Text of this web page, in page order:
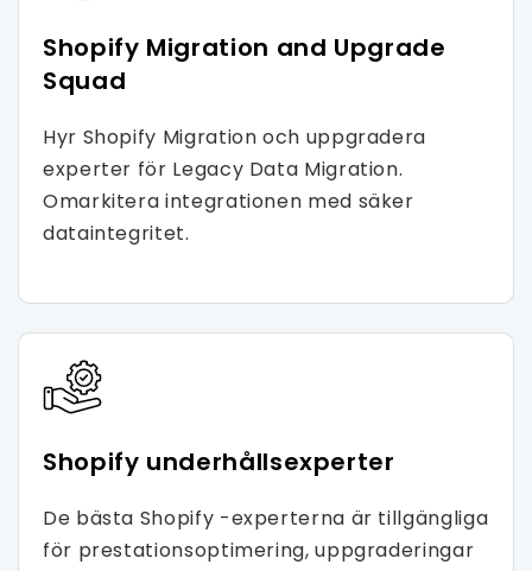
Shopify Migration and Upgrade
Squad
Hyr Shopify Migration och uppgradera
experter för Legacy Data Migration.
Omarkitera integrationen med säker
dataintegritet.
Shopify underhållsexperter
De bästa Shopify -experterna är tillgängliga
för prestationsoptimering, uppgraderingar